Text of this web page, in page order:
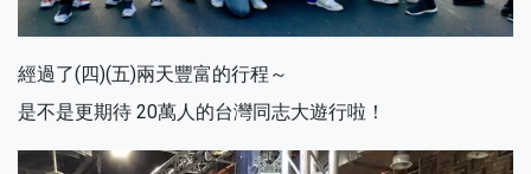
經過了(四)(五)兩天豐富的行程～
是不是更期待 20萬人的台灣同志大遊行啦！